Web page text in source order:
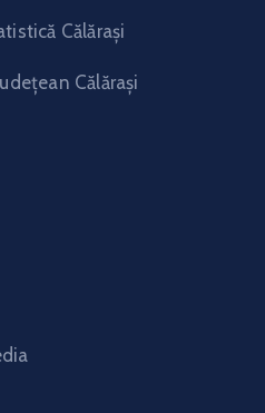
Călărași
Călărași